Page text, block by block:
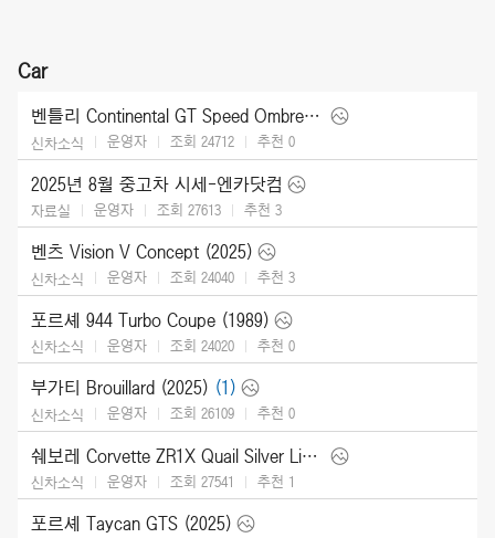
Car
벤틀리 Continental GT Speed Ombre by Mulliner (2025)
신차소식 운영자 조회 24712 추천 0
2025년 8월 중고차 시세-엔카닷컴
자료실 운영자 조회 27613 추천 3
벤츠 Vision V Concept (2025)
신차소식 운영자 조회 24040 추천 3
포르셰 944 Turbo Coupe (1989)
신차소식 운영자 조회 24020 추천 0
부가티 Brouillard (2025) (1)
신차소식 운영자 조회 26109 추천 0
쉐보레 Corvette ZR1X Quail Silver Limited Edition (2026)
신차소식 운영자 조회 27541 추천 1
포르셰 Taycan GTS (2025)